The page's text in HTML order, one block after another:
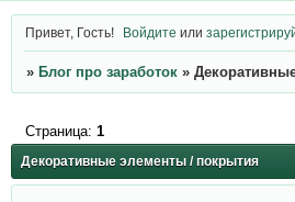
Привет, Гость! Войдите или
» Блог про заработок »
Декоративные элементы / покрытия
Страница: 1